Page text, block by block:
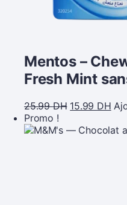
Mentos –
Fresh Mint
25.99DH 15.99 DH
Promo !